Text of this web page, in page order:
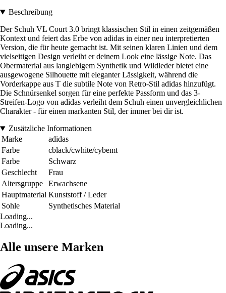
Beschreibung
Der Schuh VL Court 3.0 bringt klassischen Stil in einen zeitgemäßen
Kontext und feiert das Erbe von adidas in einer neu interpretierten
Version, die für heute gemacht ist. Mit seinen klaren Linien und dem
vielseitigen Design verleiht er deinem Look eine lässige Note. Das
Obermaterial aus langlebigem Synthetik und Wildleder bietet eine
ausgewogene Silhouette mit eleganter Lässigkeit, während die
Vorderkappe aus T die subtile Note von Retro-Stil adidas hinzufügt.
Die Schnürsenkel sorgen für eine perfekte Passform und das 3-
Streifen-Logo von adidas verleiht dem Schuh einen unvergleichlichen
Charakter - für einen markanten Stil, der immer bei dir ist.
Zusätzliche Informationen
Marke
adidas
Farbe
cblack/cwhite/cybemt
Farbe
Schwarz
Geschlecht
Frau
Altersgruppe
Erwachsene
Hauptmaterial Kunststoff / Leder
Sohle
Synthetisches Material
Loading...
Loading...
Alle unsere Marken